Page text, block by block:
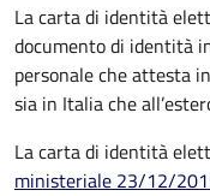
La carta di identità
documento di identità
personale che attesta
sia in Italia che
La carta di identità
ministeriale 23/12/